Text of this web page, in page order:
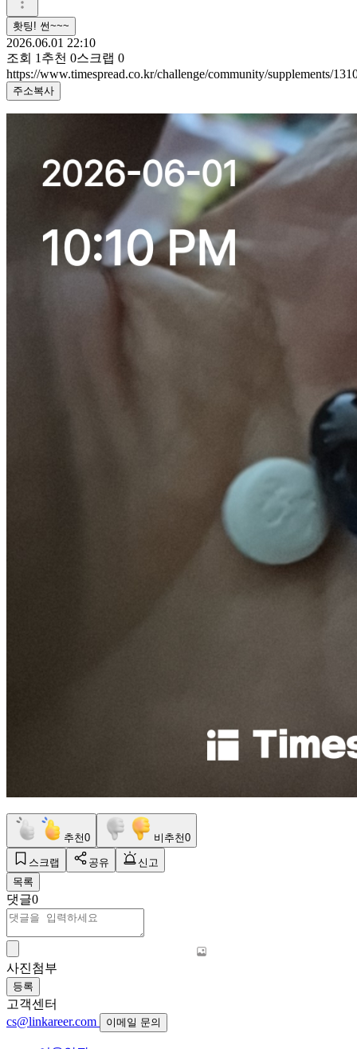
홧팅! 썬~~~
2026.06.01 22:10
조회 1 추천 0스크랩 0
https://www.timespread.co.kr/challenge/community/supplements/
주소복사
추천0 비추천0
스크랩 공유
신고
목록
댓글0
사진첨부
등록
고객센터
cs@linkareer.com
이메일 문의